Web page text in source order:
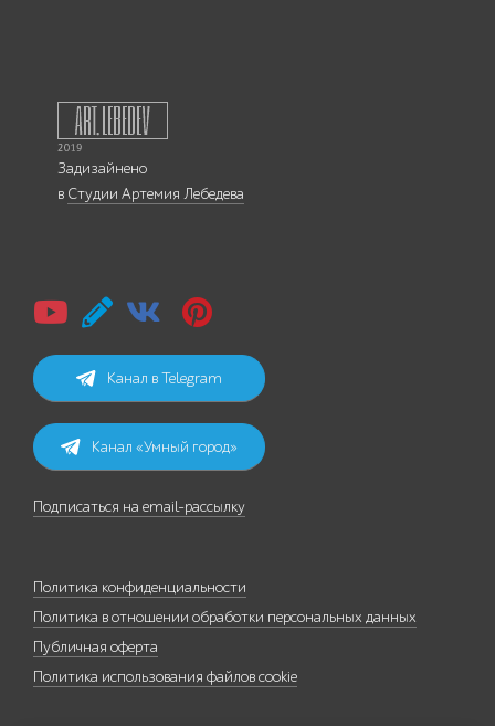
Задизайнено
в Студии Артемия Лебедева
Канал в Telegram
Канал «Умный город»
Подписаться на email-рассылку
Политика конфиденциальности
Политика в отношении обработки персональных данных
Публичная оферта
Политика использования файлов cookie